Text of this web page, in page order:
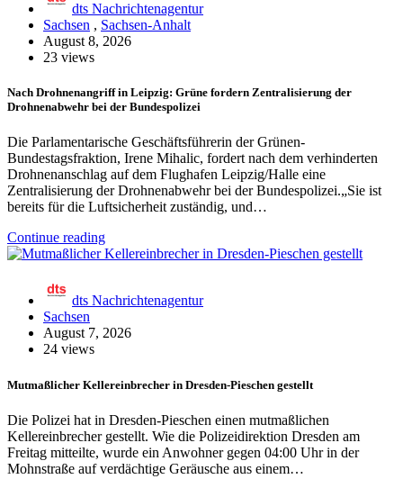
dts Nachrichtenagentur
Sachsen , Sachsen-Anhalt
August 8, 2026
23 views
Nach Drohnenangriff in Leipzig: Grüne fordern Zentralisierung der
Drohnenabwehr bei der Bundespolizei
Die Parlamentarische Geschäftsführerin der Grünen-
Bundestagsfraktion, Irene Mihalic, fordert nach dem verhinderten
Drohnenanschlag auf dem Flughafen Leipzig/Halle eine
Zentralisierung der Drohnenabwehr bei der Bundespolizei.„Sie ist
bereits für die Luftsicherheit zuständig, und…
Continue reading
dts Nachrichtenagentur
Sachsen
August 7, 2026
24 views
Mutmaßlicher Kellereinbrecher in Dresden-Pieschen gestellt
Die Polizei hat in Dresden-Pieschen einen mutmaßlichen
Kellereinbrecher gestellt. Wie die Polizeidirektion Dresden am
Freitag mitteilte, wurde ein Anwohner gegen 04:00 Uhr in der
Mohnstraße auf verdächtige Geräusche aus einem…